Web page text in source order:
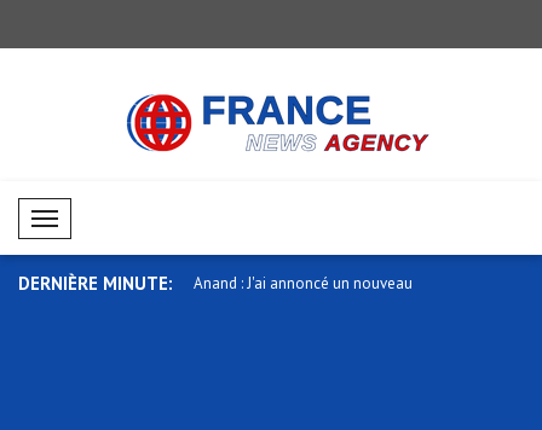
Mobil Menü
DERNIÈRE MINUTE:
les membres du Forum des Anand : J'ai annoncé un nouveau